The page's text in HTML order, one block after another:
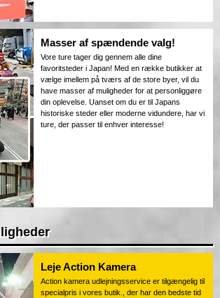
Masser af spændende valg!
Vore ture tager dig gennem alle dine
favoritsteder i Japan! Med en række butikker at
vælge imellem på tværs af de store byer, vil du
have masser af muligheder for at personliggøre
din oplevelse. Uanset om du er til Japans
historiske steder eller moderne vidundere, har vi
ture, der passer til enhver interesse!
Leje Action Kamera
Action kamera udlejningsservice er tilgængelig til
specialpris i vores butik., der har den bedste tid